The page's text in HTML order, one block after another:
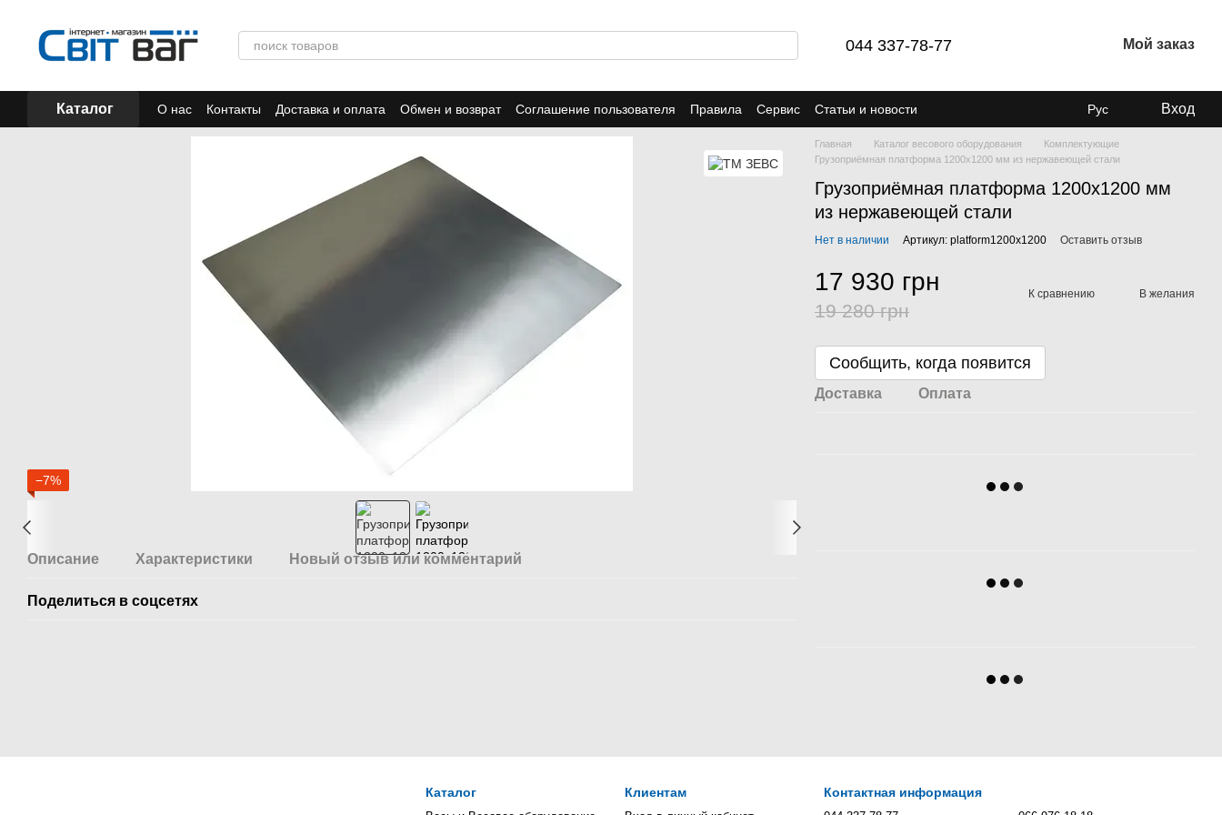
044 337-78-77 Мой заказ
Каталог О нас Контакты Доставка и оплата Обмен и возврат Соглашение пользователя Правила Сервис
Статьи и новости
Отзывы
Акции
Рус Вход
−7%
Описание Характеристики Новый отзыв или комментарий
Поделиться в соцсетях
Главная Каталог весового оборудования
Комплектующие
Грузоприёмная платформа 1200х1200 мм из нержавеющей стали
Грузоприёмная платформа 1200х1200 мм
из нержавеющей стали
Нет в наличии Артикул: platform1200х1200 Оставить отзыв
17 930 грн
19 280 грн
К сравнению В желания
Сообщить, когда появится
Доставка Оплата
Каталог Клиентам Контактная информация